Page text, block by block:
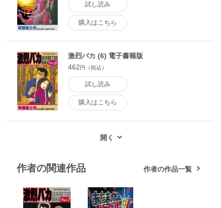
試し読み
購入はこちら
激烈バカ (6) 電子書籍版
462円（税込）
試し読み
購入はこちら
作者の関連作品 作者の作品一覧